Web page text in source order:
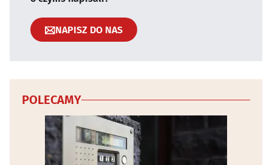
NAPISZ DO NAS
POLECAMY